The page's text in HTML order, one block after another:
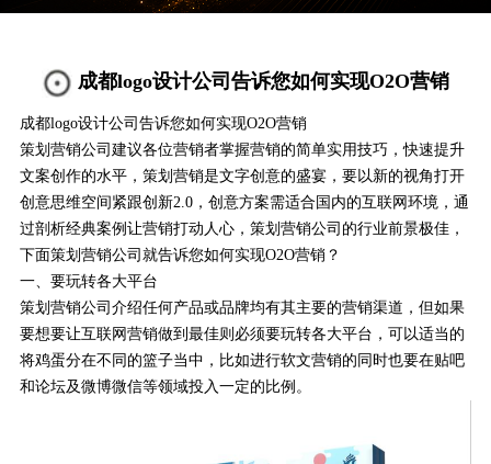
成都logo设计公司告诉您如何实现O2O营销
成都logo设计公司告诉您如何实现O2O营销
策划营销公司建议各位营销者掌握营销的简单实用技巧，快速提升
文案创作的水平，策划营销是文字创意的盛宴，要以新的视角打开
创意思维空间紧跟创新2.0，创意方案需适合国内的互联网环境，通
过剖析经典案例让营销打动人心，策划营销公司的行业前景极佳，
下面策划营销公司就告诉您如何实现O2O营销？
一、要玩转各大平台
策划营销公司介绍任何产品或品牌均有其主要的营销渠道，但如果
要想要让互联网营销做到最佳则必须要玩转各大平台，可以适当的
将鸡蛋分在不同的篮子当中，比如进行软文营销的同时也要在贴吧
和论坛及微博微信等领域投入一定的比例。